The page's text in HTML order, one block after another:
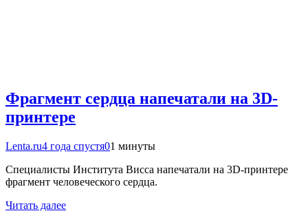
Фрагмент сердца напечатали на 3D-
принтере
Lenta.ru4 года спустя01 минуты
Специалисты Института Висса напечатали на 3D-принтере
фрагмент человеческого сердца.
Читать далее